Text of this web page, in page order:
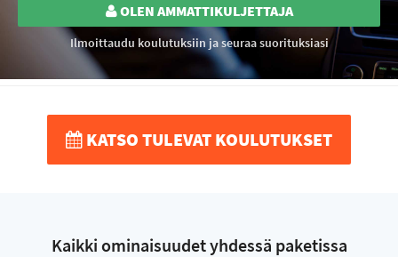
OLEN AMMATTIKULJETTAJA
Ilmoittaudu koulutuksiin ja seuraa suorituksiasi
KATSO TULEVAT KOULUTUKSET
Kaikki ominaisuudet yhdessä paketissa